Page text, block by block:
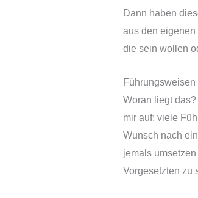
Dann haben
aus den
die sein wollen
Woran liegt
mir auf: viele
Wunsch nach
jemals
Vorgesetzten zu